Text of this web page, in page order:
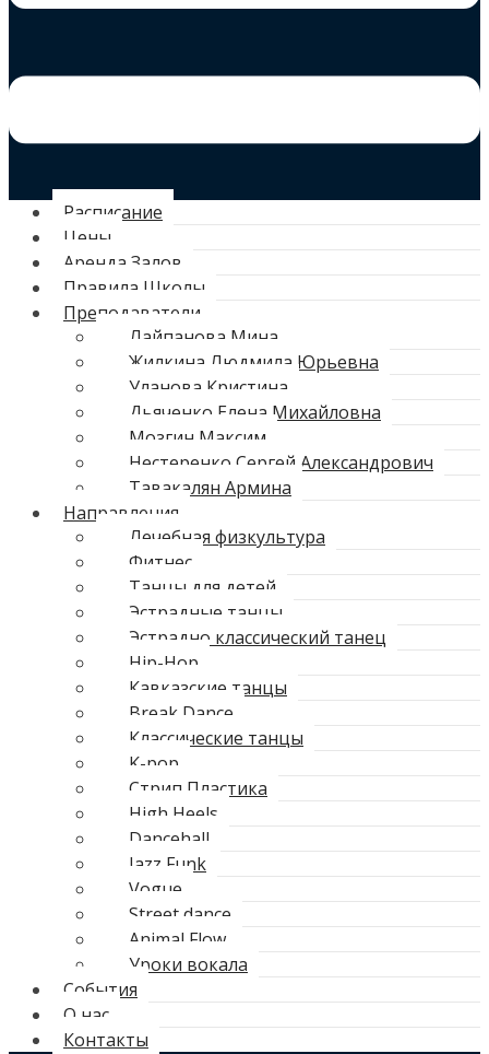
Расписание
Цены
Аренда Залов
Правила Школы
Преподаватели
Лайпанова Мина
Жилкина Людмила Юрьевна
Уланова Кристина
Дьяченко Елена Михайловна
Мозгин Максим
Нестеренко Сергей Александрович
Тавакалян Армина
Направления
Лечебная физкультура
Фитнес
Танцы для детей
Эстрадные танцы
Эстрадно классический танец
Hip-Hop
Кавказские танцы
Break Dance
Классические танцы
K-pop
Стрип Пластика
High Heels
Dancehall
Jazz Funk
Vogue
Street dance
Animal Flow
Уроки вокала
События
О нас
Контакты